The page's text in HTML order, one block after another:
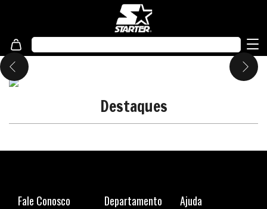
Destaques
Fale Conosco Departamento Ajuda